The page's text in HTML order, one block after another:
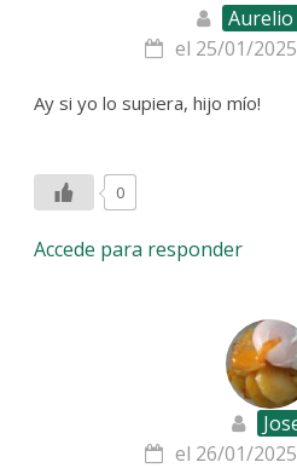
Aurelio
el 25/01/
Ay si yo lo supiera, hijo mío!
0
Accede para responder
el 26/01/